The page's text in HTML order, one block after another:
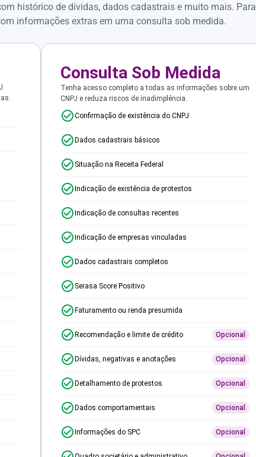
histórico de dívidas, dados cadastrais e muito mais. Para
informações extras em uma consulta sob medida.
Consulta Sob Medida
Tenha acesso completo a todas as informações sobre um
CNPJ e reduza riscos de inadimplência.
Confirmação de existência do CNPJ
Dados cadastrais básicos
Situação na Receita Federal
Indicação de existência de protestos
Indicação de consultas recentes
Indicação de empresas vinculadas
Dados cadastrais completos
Serasa Score Positivo
Faturamento ou renda presumida
Recomendação e limite de crédito Opcional
Dívidas, negativas e anotações Opcional
Detalhamento de protestos Opcional
Dados comportamentais Opcional
Informações do SPC Opcional